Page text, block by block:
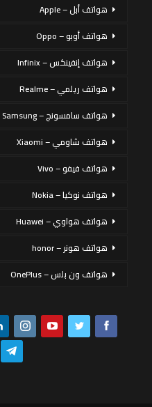
هواتف أبل – Apple
هواتف أوبو – Oppo
هواتف إنفينكس – Infinix
هواتف ريلمي – Realme
هواتف سامسونج – Samsung
هواتف شاومي – Xiaomi
هواتف فيفو – Vivo
هواتف نوكيا – Nokia
هواتف هواوي – Huawei
هواتف هونر – honor
هواتف ون بلس – OnePlus